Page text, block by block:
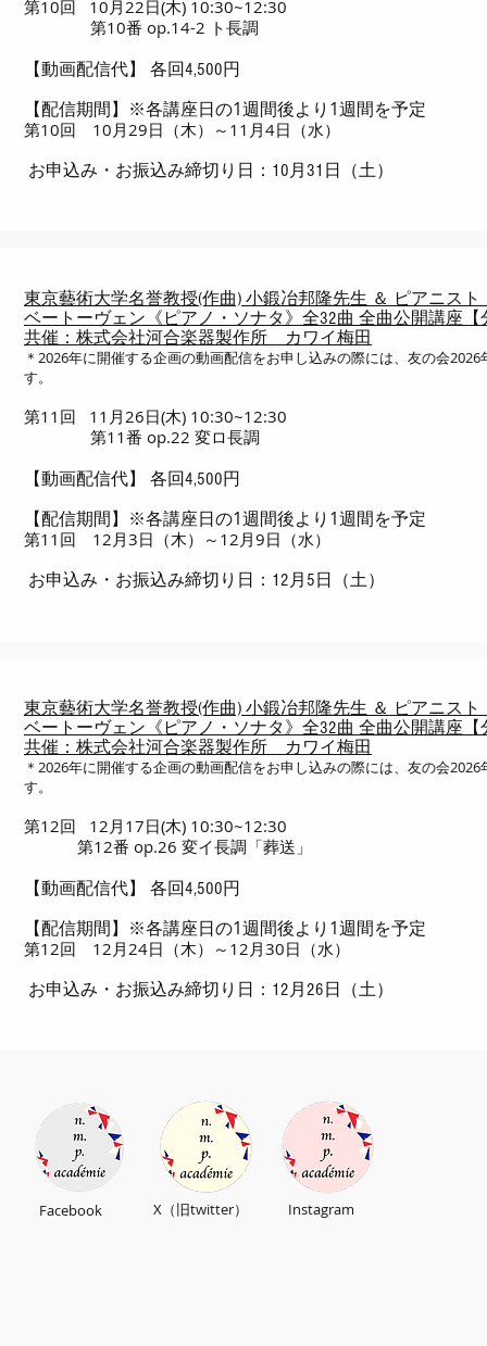
第10回 10月22日(木) 10:30~12:30
第10番 op.14-2 ト長調
【動画配信代】 各回4,500円
【配信期間】 ※各講座日の1週間後より1週間を予定
第10回 10月29日（木）～11月4日（水）
お申込み・お振込み締切り日：10月31日（土）
東京藝術大学名誉教授(作曲) 小鍛冶邦隆先生 ＆ ピアニス
ベートーヴェン《ピアノ・ソナタ》全32曲 全曲公開講座【
共催：株式会社河合楽器製作所 カワイ梅田
＊2026年に開催する企画の動画配信をお申し込みの際には、友の会
す。
第11回 11月26日(木) 10:30~12:30
第11番 op.22 変ロ長調
【動画配信代】 各回4,500円
【配信期間】 ※各講座日の1週間後より1週間を予定
第11回 12月3日（木）～12月9日（水）
お申込み・お振込み締切り日：12月5日（土）
東京藝術大学名誉教授(作曲) 小鍛冶邦隆先生 ＆ ピアニス
ベートーヴェン《ピアノ・ソナタ》全32曲 全曲公開講座【
共催：株式会社河合楽器製作所 カワイ梅田
＊2026年に開催する企画の動画配信をお申し込みの際には、友の会
す。
第12回 12月17日(木) 10:30~12:30
第12番 op.26 変イ長調「葬送」
【動画配信代】 各回4,500円
【配信期間】 ※各講座日の1週間後より1週間を予定
第12回 12月24日（木）～12月30日（水）
お申込み・お振込み締切り日：12月26日（土）
​Facebook X（旧twitter） ​Instagram